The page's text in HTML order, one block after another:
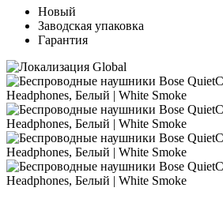
Новый
Заводская упаковка
Гарантия